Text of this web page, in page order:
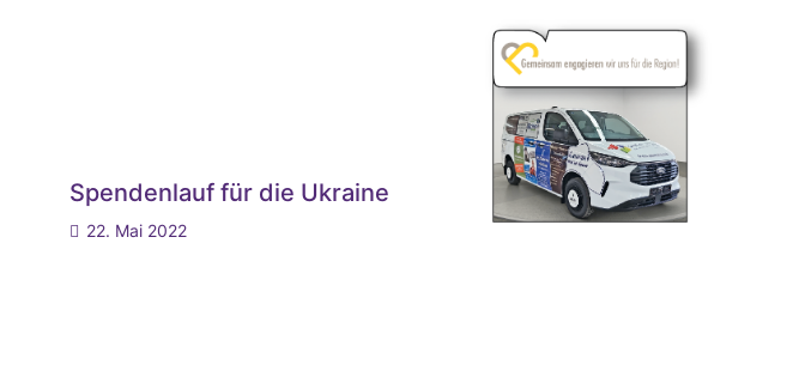
Spendenlauf für die Ukraine
22. Mai 2022